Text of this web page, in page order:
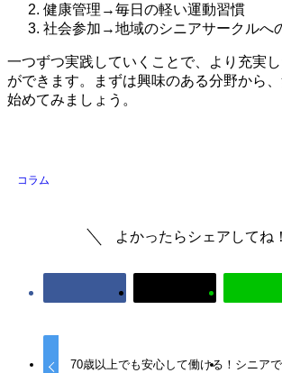
健康管理→毎日の軽い運動習慣
社会参加→地域のシニアサークルへ
一つずつ実践していくことで、より充実
ができます。まずは興味のある分野から
始めてみましょう。
コラム
よかったらシェアしてね！
70歳以上でも安心して働ける！ シニア